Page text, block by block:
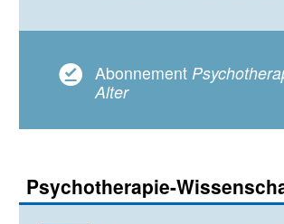
Abonnement
Alter
Psychotherapie-